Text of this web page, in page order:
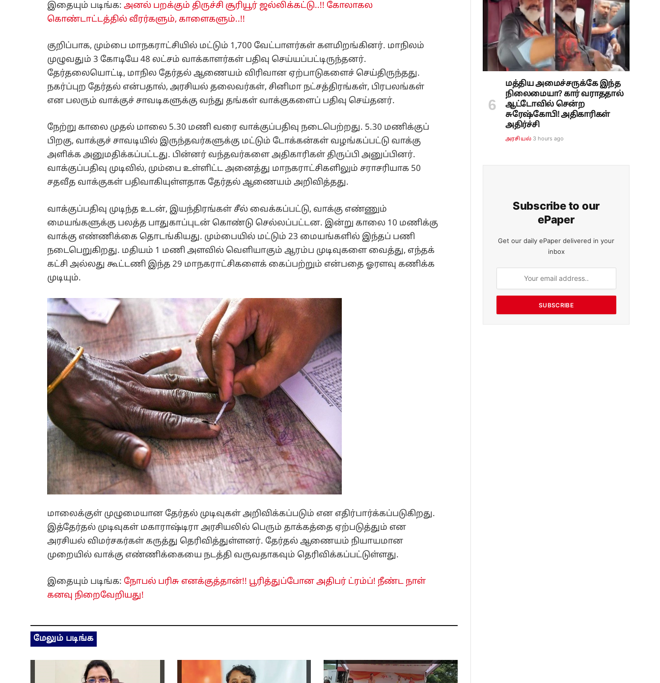
இதையும் படிங்க:அனல் பறக்கும் திருச்சி சூரியூர் ஜல்லிக்கட்டு..!! கோலாகல
கொண்டாட்டத்தில் வீரர்களும், காளைகளும்..!!
குறிப்பாக, மும்பை மாநகராட்சியில் மட்டும் 1,700 வேட்பாளர்கள் களமிறங்கினர். மாநிலம்
முழுவதும் 3 கோடியே 48 லட்சம் வாக்காளர்கள் பதிவு செய்யப்பட்டிருந்தனர்.
தேர்தலையொட்டி, மாநில தேர்தல் ஆணையம் விரிவான ஏற்பாடுகளைச் செய்திருந்தது.
நகர்ப்புற தேர்தல் என்பதால், அரசியல் தலைவர்கள், சினிமா நட்சத்திரங்கள், பிரபலங்கள்
என பலரும் வாக்குச் சாவடிகளுக்கு வந்து தங்கள் வாக்குகளைப் பதிவு செய்தனர்.
நேற்று காலை முதல் மாலை 5.30 மணி வரை வாக்குப்பதிவு நடைபெற்றது. 5.30 மணிக்குப்
பிறகு, வாக்குச் சாவடியில் இருந்தவர்களுக்கு மட்டும் டோக்கன்கள் வழங்கப்பட்டு வாக்கு
அளிக்க அனுமதிக்கப்பட்டது. பின்னர் வந்தவர்களை அதிகாரிகள் திருப்பி அனுப்பினர்.
வாக்குப்பதிவு முடிவில், மும்பை உள்ளிட்ட அனைத்து மாநகராட்சிகளிலும் சராசரியாக 50
சதவீத வாக்குகள் பதிவாகியுள்ளதாக தேர்தல் ஆணையம் அறிவித்தது.
வாக்குப்பதிவு முடிந்த உடன், இயந்திரங்கள் சீல் வைக்கப்பட்டு, வாக்கு எண்ணும்
மையங்களுக்கு பலத்த பாதுகாப்புடன் கொண்டு செல்லப்பட்டன. இன்று காலை 10 மணிக்கு
வாக்கு எண்ணிக்கை தொடங்கியது. மும்பையில் மட்டும் 23 மையங்களில் இந்தப் பணி
நடைபெறுகிறது. மதியம் 1 மணி அளவில் வெளியாகும் ஆரம்ப முடிவுகளை வைத்து, எந்தக்
கட்சி அல்லது கூட்டணி இந்த 29 மாநகராட்சிகளைக் கைப்பற்றும் என்பதை ஓரளவு கணிக்க
முடியும்.
மாலைக்குள் முழுமையான தேர்தல் முடிவுகள் அறிவிக்கப்படும் என எதிர்பார்க்கப்படுகிறது.
இத்தேர்தல் முடிவுகள் மகாராஷ்டிரா அரசியலில் பெரும் தாக்கத்தை ஏற்படுத்தும் என
அரசியல் விமர்சகர்கள் கருத்து தெரிவித்துள்ளனர். தேர்தல் ஆணையம் நியாயமான
முறையில் வாக்கு எண்ணிக்கையை நடத்தி வருவதாகவும் தெரிவிக்கப்பட்டுள்ளது.
இதையும் படிங்க: நோபல் பரிசு எனக்குத்தான்!! பூரித்துப்போன அதிபர் ட்ரம்ப்! நீண்ட நாள்
கனவு நிறைவேறியது!
மேலும் படிங்க
மத்திய அமைச்சருக்கே இந்த
நிலைமையா? கார் வராததால்
ஆட்டோவில் சென்ற
சுரேஷ்கோபி! அதிகாரிகள்
அதிர்ச்சி
அரசியல் 3 hours ago
Subscribe to our
ePaper
Get our daily ePaper delivered in your
inbox
SUBSCRIBE